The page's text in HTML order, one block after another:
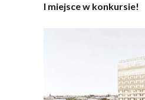
I miejsce w konkursie!